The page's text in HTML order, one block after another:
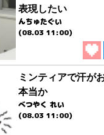
表現したい
んちゅたぐい
(08.03 11:00)
ミンティアで汗が
本当か
べつやく れい
(08.03 11:00)